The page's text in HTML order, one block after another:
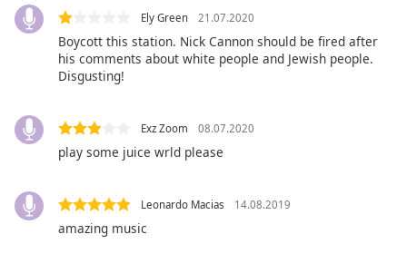
cancel
and
Text
Opacity
Ely Green 21.07.2020
Boycott this station. Nick Cannon should be fired after
his comments about white people and Jewish people.
Disgusting!
Exz Zoom 08.07.2020
play some juice wrld please
Leonardo Macias 14.08.2019
amazing music